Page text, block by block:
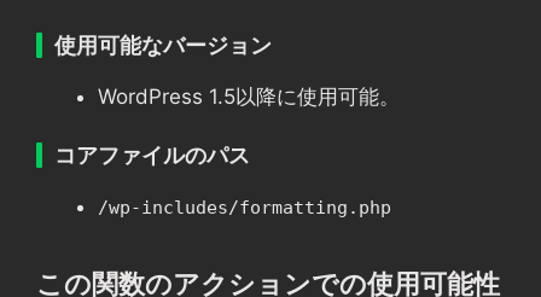
使用可能なバージョン
WordPress 1.5以降に使用可能。
コアファイルのパス
/wp-includes/formatting.php
この関数のアクションでの使用可能性